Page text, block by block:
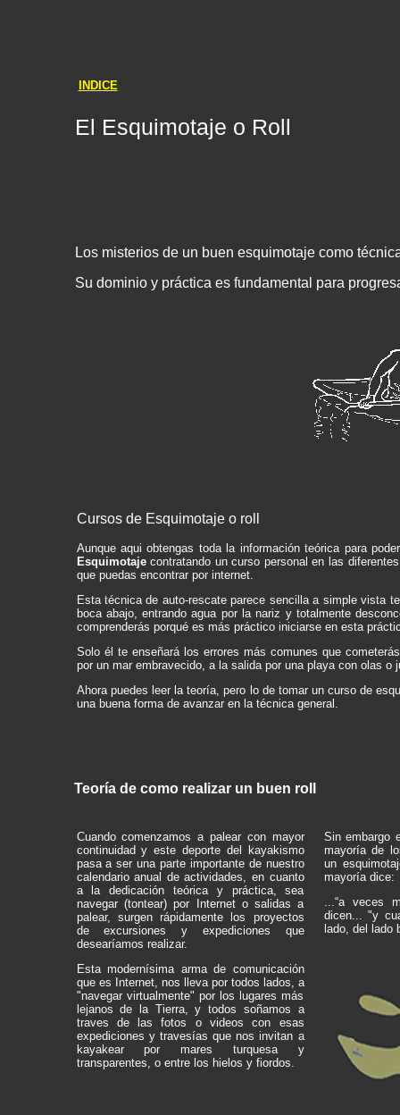
INDICE
El Esquimotaje o Roll
Los misterios de un buen esquimotaje como
Su dominio y práctica es fundamental para
Cursos de Esquimotaje o roll
Aunque aqui obtengas toda la información teórica para
Esquimotajecontratando un curso personal en las
que puedas encontrar por internet.
Esta técnica de auto-rescate parece sencilla a simple vista
boca abajo, entrando agua por la nariz y totalmente
comprenderás porqué es más práctico iniciarse en esta
Solo él te enseñará los errores más comunes que
por un mar embravecido, a la salida por una playa con olas o
Ahora puedes leer la teoría, pero lo de tomar un curso de
una buena forma de avanzar en la técnica general.
Teoría de como realizar un buen roll
Cuando comenzamos a palear con mayor
continuidad y este deporte del kayakismo
pasa a ser una parte importante de nuestro
calendario anual de actividades, en cuanto
a la dedicación teórica y práctica, sea
navegar (tontear) por Internet o salidas a
palear, surgen rápidamente los proyectos
de excursiones y expediciones que
desearíamos realizar.
Esta modernísima arma de comunicación
que es Internet, nos lleva por todos lados, a
"navegar virtualmente" por los lugares más
lejanos de la Tierra, y todos soñamos a
traves de las fotos o videos con esas
expediciones y travesías que nos invitan a
kayakear por mares turquesa y
transparentes, o entre los hielos y fiordos.
Sin embargo
mayoría de
un
mayoría dice:
...“a veces
dicen... "y
lado, del lado